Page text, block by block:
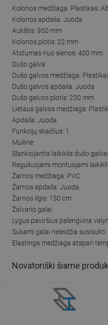
Kolonos medžiaga: Plastikas,
Kolonos apdaila: Juoda
Aukštis: 950 mm
Kolonos plotis: 22 mm
Atstumas nuo sienos: 400 mm
Dušo galva
Dušo galvos medžiaga:
Dušo galvos apdaila: Juoda
Dušo galvos plotis: 230 mm
Lietaus galvos medžiaga:
Apdaila: Juoda
Funkcijų skaičius: 1
Muilinė
Slankiojantis laikiklis dušo galvai
Reguliuojami montuojami
Žarnos medžiaga: PVC
Žarnos apdaila: Juoda
Žarnos ilgis: 150 cm
Žalvario galai
Lygus paviršius palengvina
Sukami galai neleidžia susisukti
Elastinga medžiaga atspari
Novatoriški šiame